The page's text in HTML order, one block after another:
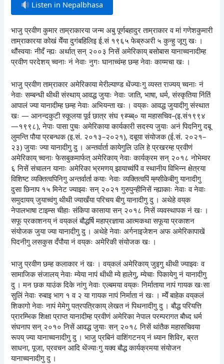
Listen in Nepalbhasa
भाजु प्रवीण कुमार ताम्राकारया जन्म अबु पूर्णबहादुर ताम्राकार व मां गणेशकुमारी
ताम्राकारया कोखं येँया दुगंबहिलिइ ई.सं १९६५ फेब्रुअरी ५ कुन्हु जूगु खः ।
थौंस्वयाः नीदँ न्ह्यः अर्थात् सन् २००३ निसें अमेरिकाय् बसोबास यानाच्वनादीम्ह
प्रवीण परदेशय् च्वनाः नं नेवाः नुगः घानाच्वंम्ह छम्ह नेवाः काय्मचा खः ।
भाजु प्रवीण ताम्राकार अमेरिकाया मेरील्याण्ड थेंज्याःगु व्यस्त राज्यय् च्वनाः नं
नेवाः सम्बन्धी थीथी संस्थाय् आवद्ध जुयाः नेवाः जाति, भाषा, धर्म, संस्कृतिया निंतिं
आपालं ज्या यानादीम्ह छम्ह नेवाः अभियन्ता खः । वय्‌कः आवद्ध जुयादीगु संस्थात
खः — आनन्दकुटी स्कूलया पूर्व छात्र संघ ९ब्प्ब्ब्० या महासचिव–(इ.सं१९९४
—१९९८), नेपाः पासा पुचः अमेरिकाया कार्यकारी सदस्य जुयाः अनं पिदनिगु दबू
लुमन्ति पौया प्रबन्धक (इ.सं. २०१३–२०२१), दबूया संयोजक (ई.सं. २०२१–
२३) जुयाः ज्या यानादीगु दु । अन्तर्वार्ता कायेगुलि उलि हे प्रखरम्ह प्रवीणं
अमेरिकाय् च्वनाः फेसबुकमार्फत् अमेरिकाय् नेवाः कार्यक्रम सन् २०१८ नोभेम्वर
६ निसें संचालन यानाः अमेरिका भ्रमणय् झायाच्वंपिं व स्थानीय विभिन्न क्षेत्रया
विशिष्ट व्यक्तित्वपिनिगु अन्तर्वार्ता कयाः नेवाः व्यक्तित्वपिं म्ह्सीकेबीगु यानादीगु
दुसा छिनाप १५ मिनेट ज्याझ्वः सन् २०२१ गुरुपुन्हीनिसें न्ह्याकाः नेवाः व नेवाः
समुदायय् जुयाच्वंगु थीथी ज्याखँया परिचय बीगु यानादीगु दु । अथेहे वय्‌क
नेपालभाषा टाइम्स चीहाः संकिपा कासाया सन् २०१८ निसें व्यवस्थापक नं खः ।
सफू प्रकाशनय् नं वय्‌कलं बौद्धर्षि महाप्रज्ञाया आत्मकथा सफूया प्रकाशन
संयोजक जुया ज्या यानादीगु दु । अथेहे नेवाः अर्गनाइजेशन अफ अमेरिकापाखें
पिदनीगु लसकुस दँपौया नं वय्‌कः अमेरिकी संयोजक खः ।
भाजु प्रवीण छम्ह कलाकार नं खः । वय्‌कलं अमेरिकाय् जुइगु थीथी ज्याझ्वः व
सामाजिक संजालय् नेवाः म्येया नापं थीथी म्ये हालेगु, म्येचाः पिकायेगु नं यानादीगु
दु । मन छक याउंक दिके नांगु नेवाः एल्बमया वय्‌कः निर्माताया नापं गायक खःसा
सुलिं नेवाः रुबाइ भाग १ व २ या गायक नापं निर्माता नं खः । म्येँ बाहेक वय्‌कलं
शिकागो नेवाः नापं मेमेगु पत्रपत्रिकाय् लेखत नं पिथनादीगु दु । बौद्ध परियत्ति
प्रारम्भिक शिक्षा प्राप्त यानादीम्ह प्रवीणं अमेरिका नेपाल परम्परागत बौध्द धर्म
संघनाप सन् २०१० निसें आवद्ध जुयाः सन् २०१८ निसें थांतैक महासचिवया
रूपय् ज्या यानाच्वनादीगु दु । भाजु प्रबिनं वाशिंगटनय् नं ध्यान शिविर, ब्रत
साधना, पूजा, प्रवचन आदि थेंज्याःगु यक्व बौद्ध कार्यक्रमया संयोजन
यानाच्वनादीगु दु ।